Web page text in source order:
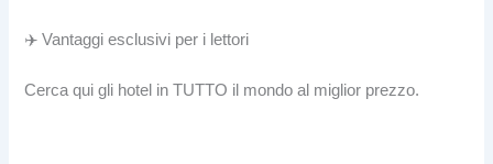
✈️ Vantaggi esclusivi per i lettori
Cerca qui gli hotel in TUTTO il mondo al miglior prezzo.